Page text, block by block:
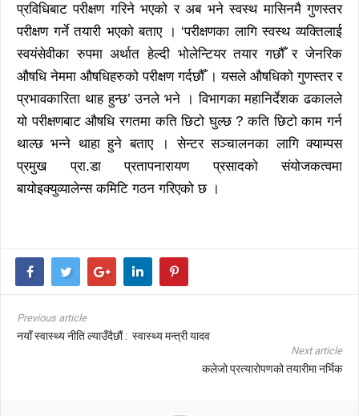
प्रविधिबाट परीक्षण गरिने भएको र अब भने स्वस्थ मासिनमै गुणस्तर
परीक्षण गर्ने तयारी भएको बताए । ‘परीक्षणका लागि स्वस्थ व्यक्तिलाई
स्वयंसेवीका रुपमा अर्थात हेल्दी भोलेन्टियर तयार गछौँ र जेनरिक
औषधि नेममा औषधिहरुको परीक्षण गर्दछौँ । यसले औषधिको गुणस्तर र
प्रभावकारिता थाह हुन्छ’ उनले भने । विभागका महानिर्देशक ढकालले
यो परीक्षणबाट औषधि रगतमा कति छिटो घुल्छ ? कति छिटो काम गर्न
थाल्छ भन्ने थाहा हुने बताए । सेन्टर सञ्चालनका लागि क्याम्पस
प्रमुख प्रा.डा प्रतापनारायण प्रसादको संयोजकत्वमा
बायोइक्युव्यालेन्स कमिटि गठन गरिएको छ ।
Previous article
नयाँ स्वास्थ्य नीति ल्याउँदैछौं : स्वास्थ्य मन्त्री यादव
Next article
कलेजो प्रत्यारोपणको तयारीमा नर्भिक